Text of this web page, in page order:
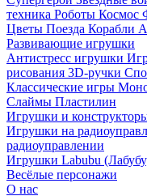
техника Роботы Космос
Цветы Поезда Корабли
Развивающие игрушки
Антистресс игрушки
рисования 3D-ручки
Классические игры
Слаймы Пластилин
Игрушки и
Игрушки на
радиоуправлении
Игрушки Labubu
Весёлые персонажи
О нас